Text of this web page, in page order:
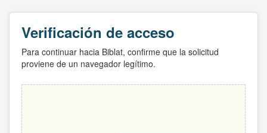
Verificación de acceso
Para continuar hacia Biblat, confirme que la solicitud
proviene de un navegador legítimo.